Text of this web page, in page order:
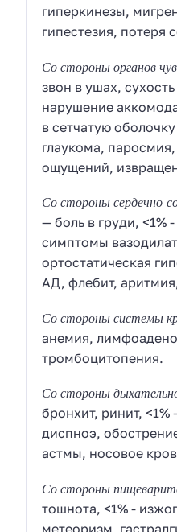
гиперкинезы,
гипестезия, потеря
Со стороны органов
звон в ушах,
нарушение
в сетчатую оболочку
глаукома,
ощущений,
Со стороны сердечно-
— боль в груди, <1%
симптомы
ортостатическая
АД, флебит,
Со стороны системы
анемия,
тромбоцитопения.
Со стороны
бронхит, ринит,
диспноэ,
астмы, носовое
Со стороны
тошнота, <1% -
метеоризм,